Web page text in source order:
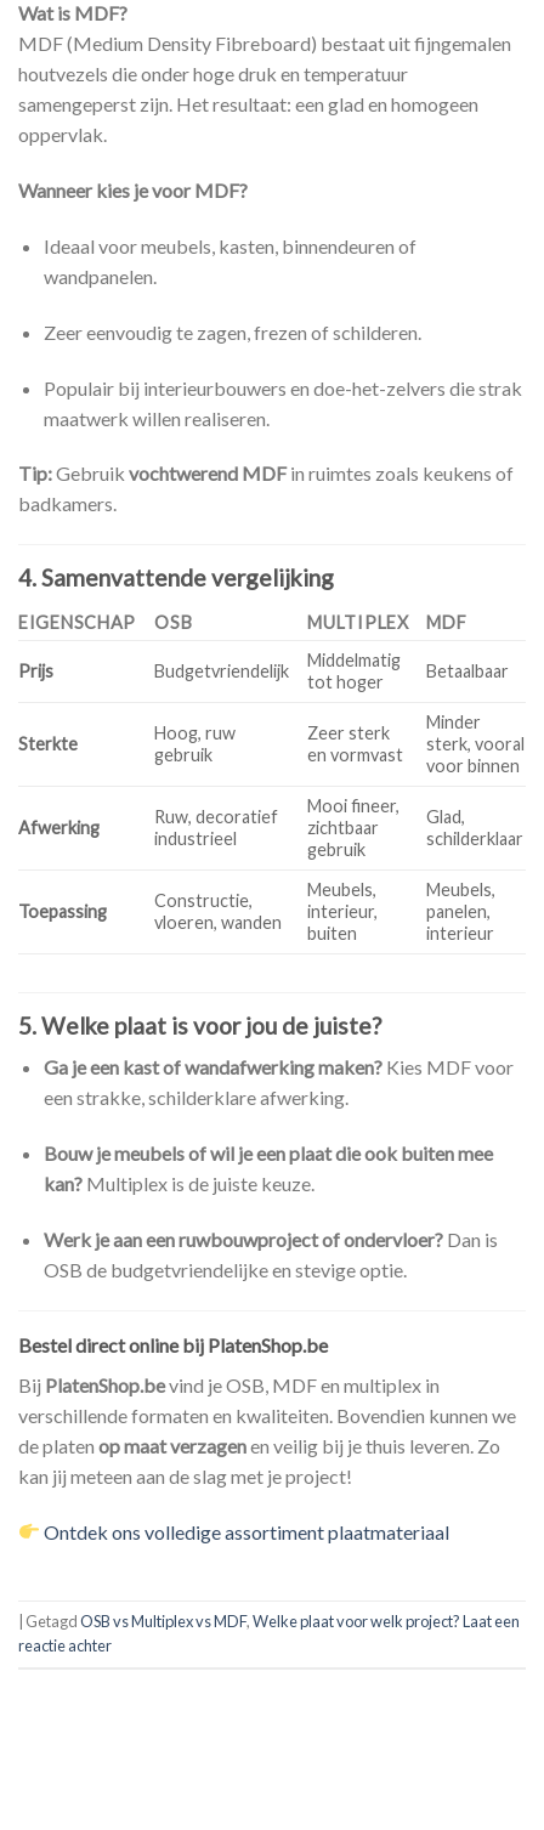
Wat is MDF?
MDF (Medium Density Fibreboard) bestaat uit fijngemalen
houtvezels die onder hoge druk en temperatuur
samengeperst zijn. Het resultaat: een glad en homogeen
oppervlak.
Wanneer kies je voor MDF?
Ideaal voor meubels, kasten, binnendeuren of
wandpanelen.
Zeer eenvoudig te zagen, frezen of schilderen.
Populair bij interieurbouwers en doe-het-zelvers die strak
maatwerk willen realiseren.
Tip:Gebruik vochtwerend MDFin ruimtes zoals keukens of
badkamers.
4. Samenvattende vergelijking
EIGENSCHAP OSB MULTIPLEX MDF
Prijs Budgetvriendelijk
Middelmatig
tot hoger
Betaalbaar
Sterkte
Hoog, ruw
gebruik
Zeer sterk
en vormvast
Minder
sterk, vooral
voor binnen
Afwerking
Ruw, decoratief
industrieel
Mooi fineer,
zichtbaar
gebruik
Glad,
schilderklaar
Toepassing
Constructie,
vloeren, wanden
Meubels,
interieur,
buiten
Meubels,
panelen,
interieur
5. Welke plaat is voor jou de juiste?
Ga je een kast of wandafwerking maken?Kies MDF voor
een strakke, schilderklare afwerking.
Bouw je meubels of wil je een plaat die ook buiten mee
kan?Multiplex is de juiste keuze.
Werk je aan een ruwbouwproject of ondervloer?Dan is
OSB de budgetvriendelijke en stevige optie.
Bestel direct online bij PlatenShop.be
Bij PlatenShop.bevind je OSB, MDF en multiplex in
verschillende formaten en kwaliteiten. Bovendien kunnen we
de platen op maat verzagenen veilig bij je thuis leveren. Zo
kan jij meteen aan de slag met je project!
Ontdek ons volledige assortiment plaatmateriaal
Getagd OSB vs Multiplex vs MDF,Welke plaat voor welk project? Laat een
reactie achter